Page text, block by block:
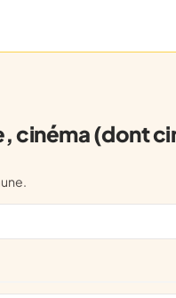
cinéma (dont